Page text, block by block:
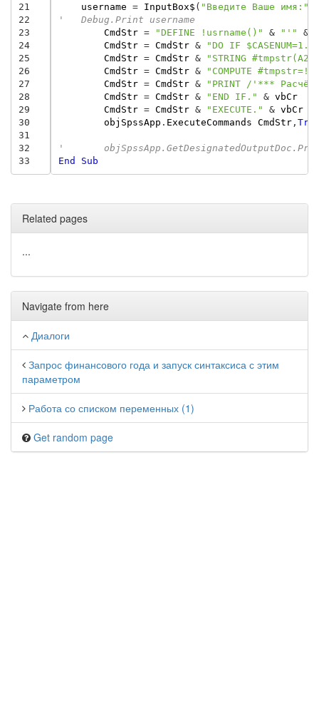
21
22
23
24
25
26
27
28
29
30
31
32
33
username = InputBox$ ( "Введите Ваше имя:"
'   Debug.Print username
CmdStr = "DEFINE !usrname()" & "'" &
CmdStr = CmdStr &
"DO IF $CASENUM=1."
CmdStr = CmdStr &
"STRING
CmdStr = CmdStr &
"COMPUTE
CmdStr = CmdStr &
"PRINT /'***
CmdStr = CmdStr & "END IF." & vbCr
CmdStr = CmdStr & "EXECUTE." & vbCr
objSpssApp . ExecuteCommands CmdStr,
'
End
Sub
Related pages
...
Navigate from here
Диалоги
Запрос финансового года и запуск синтаксиса с этим
параметром
Работа со списком переменных (1)
Get random page